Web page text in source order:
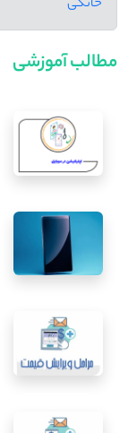
خانگی
مطالب آموزشی